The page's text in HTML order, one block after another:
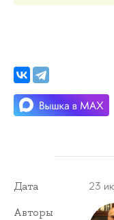
Дата 23
Авторы